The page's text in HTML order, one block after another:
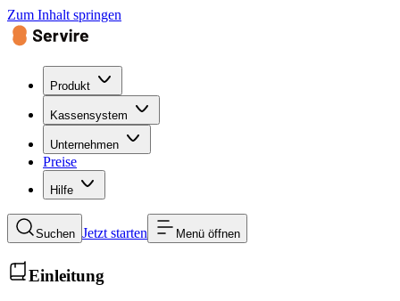
Zum Inhalt springen
Produkt
Kassensystem
Unternehmen
Preise
Hilfe
Suchen Jetzt starten Menü öffnen
Einleitung